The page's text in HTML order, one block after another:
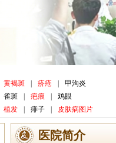
黄褐斑 疥疮
甲沟炎
雀斑
疤痕
鸡眼
植发
痱子 皮肤病图片
医院简介